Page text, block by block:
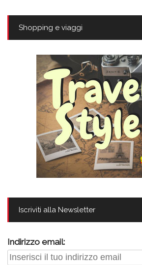
Shopping e viaggi
Iscriviti alla Newsletter
Indirizzo email: